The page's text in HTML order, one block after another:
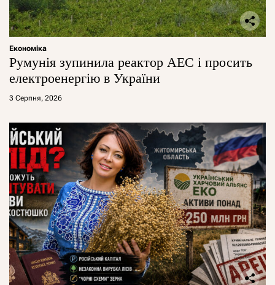
Економіка
Румунія зупинила реактор АЕС і просить
електроенергію в України
3 Серпня, 2026